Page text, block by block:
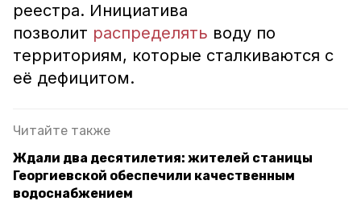
реестра. Инициатива
позволит распределять воду по
территориям, которые сталкиваются с
её дефицитом.
Читайте также
Ждали два десятилетия: жителей станицы
Георгиевской обеспечили качественным
водоснабжением